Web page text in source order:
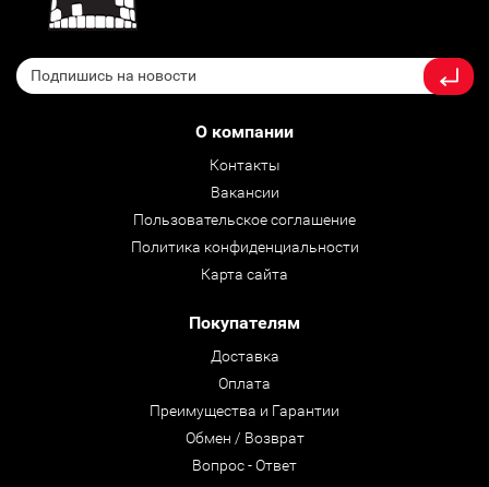
О компании
Контакты
Вакансии
Пользовательское соглашение
Политика конфиденциальности
Карта сайта
Покупателям
Доставка
Оплата
Преимущества и Гарантии
Обмен / Возврат
Вопрос - Ответ